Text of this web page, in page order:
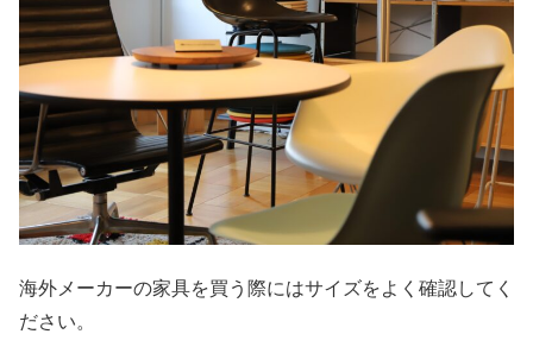
海外メーカーの家具を買う際にはサイズをよく確認してく
ださい。